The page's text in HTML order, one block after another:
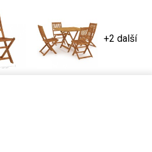
+2 další